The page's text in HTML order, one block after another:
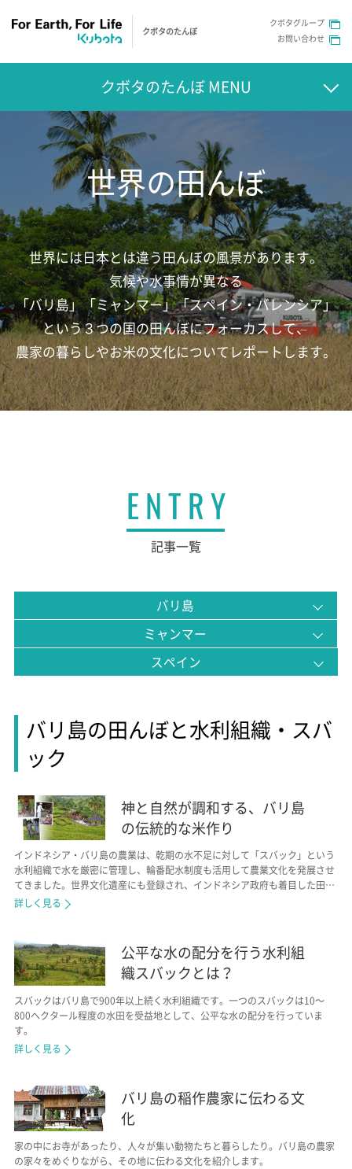
クボタのたんぼ
クボタグループ
お問い合わせ
クボタのたんぼ MENU
世界の田んぼ
世界には日本とは違う田んぼの風景があります。
気候や水事情が異なる
「バリ島」「ミャンマー」「スペイン・バレンシア」
という３つの国の田んぼにフォーカスして、
農家の暮らしやお米の文化についてレポートします。
ENTRY
記事一覧
バリ島
ミャンマー
スペイン
バリ島の田んぼと水利組織・スバ
ック
神と自然が調和する、バリ島
の伝統的な米作り
インドネシア・バリ島の農業は、乾期の水不足に対して「スバック」という
水利組織で水を厳密に管理し、輪番配水制度も活用して農業文化を発展させ
てきました。世界文化遺産にも登録され、インドネシア政府も着目した田ん
ぼの魅力をレポートします。
詳しく見る
公平な水の配分を行う水利組
織スバックとは？
スバックはバリ島で900年以上続く水利組織です。一つのスバックは10～
800ヘクタール程度の水田を受益地として、公平な水の配分を行っていま
す。
詳しく見る
バリ島の稲作農家に伝わる文
化
家の中にお寺があったり、人々が集い動物たちと暮らしたり。バリ島の農家
の家々をめぐりながら、その地に伝わる文化を紹介します。